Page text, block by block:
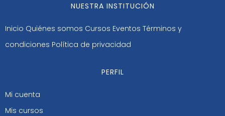
NUESTRA INSTITUCIÓN
Inicio Quiénes somos Cursos Eventos Términos y
condiciones Política de privacidad
PERFIL
Mi cuenta
Mis cursos